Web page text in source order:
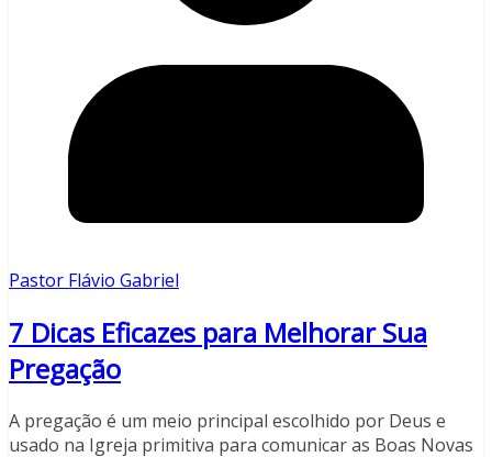
Pastor Flávio Gabriel
7 Dicas Eficazes para Melhorar Sua
Pregação
A pregação é um meio principal escolhido por Deus e
usado na Igreja primitiva para comunicar as Boas Novas